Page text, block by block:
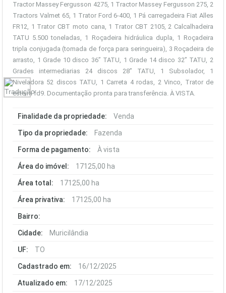
Tractor Massey Fergusson 4275, 1 Tractor Massey Fergusson 275, 2
Tractors Valmet 65, 1 Trator Ford 6-400, 1 Pá carregadeira Fiat Alles
FR12, 1 Trator CBT moto cana, 1 Trator CBT 2105, 2 Calcalhadeira
TATU 5.500 toneladas, 1 Roçadeira hidráulica dupla, 1 Roçadeira
tripla conjugada (tomada de força para seringueira), 3 Roçadeira de
arrasto, 1 Grade 10 disco 36’’ TATU, 1 Grade 14 disco 32’’ TATU, 2
Grades intermediarias 24 discos 28’’ TATU, 1 Subsolador, 1
Niveladora 52 discos TATU, 1 Carreta 4 rodas, 2 Vinco, Trator de
esteira fd9. Documentação pronta para transferência. À VISTA.
Finalidade da propriedade: Venda
Tipo da propriedade: Fazenda
Forma de pagamento: À vista
Área do imóvel: 17125,00 ha
Área total: 17125,00 ha
Área privativa: 17125,00 ha
Bairro:
Cidade: Muricilândia
UF: TO
Cadastrado em: 16/12/2025
Atualizado em: 17/12/2025